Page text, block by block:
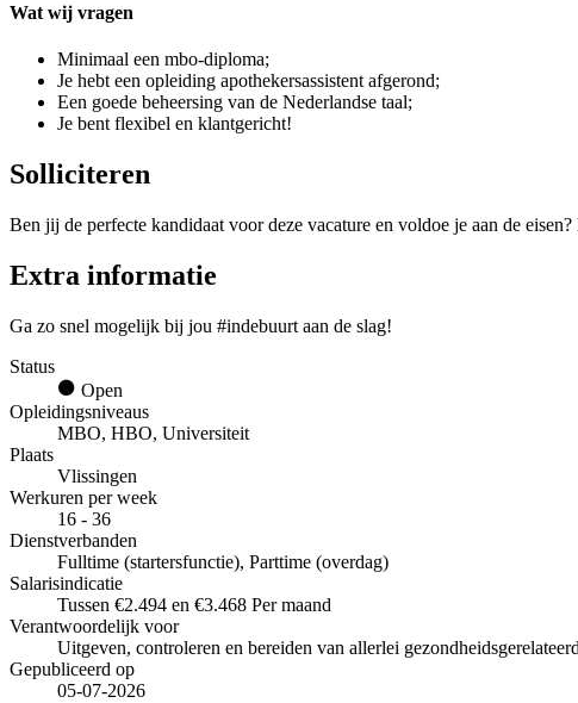
Wat wij vragen
Minimaal een mbo-diploma;
Je hebt een opleiding apothekersassistent afgerond;
Een goede beheersing van de Nederlandse taal;
Je bent flexibel en klantgericht!
Solliciteren
Ben jij de perfecte kandidaat voor deze vacature en voldoe je aan de
Extra informatie
Ga zo snel mogelijk bij jou #indebuurt aan de slag!
Status
Open
Opleidingsniveaus
MBO, HBO, Universiteit
Plaats
Vlissingen
Werkuren per week
16 - 36
Dienstverbanden
Fulltime (startersfunctie), Parttime (overdag)
Salarisindicatie
Tussen €2.494 en €3.468 Per maand
Verantwoordelijk voor
Uitgeven, controleren en bereiden van allerlei
Gepubliceerd op
05-07-2026